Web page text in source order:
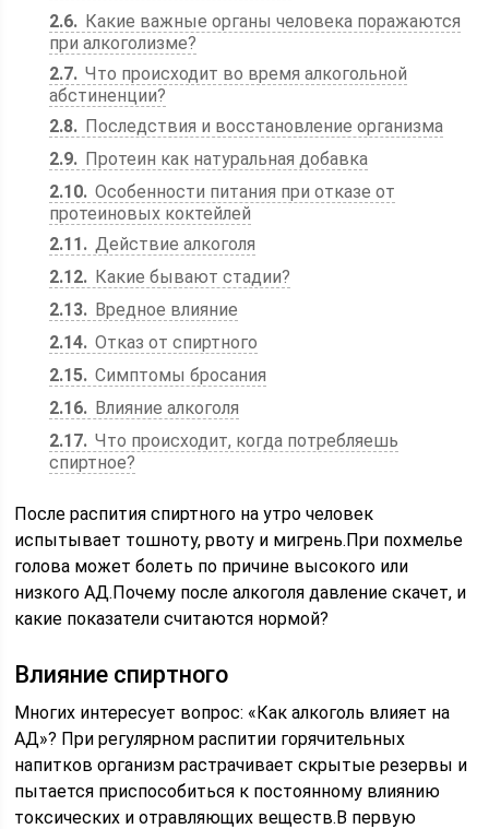
2.6
Какие важные органы человека поражаются
при алкоголизме?
2.7 Что происходит во время алкогольной
абстиненции?
2.8
Последствия и восстановление организма
2.9
Протеин как натуральная добавка
2.10 Особенности питания при отказе от
протеиновых коктейлей
2.11
Действие алкоголя
2.12
Какие бывают стадии?
2.13
Вредное влияние
2.14 Отказ от спиртного
2.15 Симптомы бросания
2.16
Влияние алкоголя
2.17 Что происходит, когда потребляешь
спиртное?
После распития спиртного на утро человек
испытывает тошноту, рвоту и мигрень.При похмелье
голова может болеть по причине высокого или
низкого АД.Почему после алкоголя давление скачет, и
какие показатели считаются нормой?
Влияние спиртного
Многих интересует вопрос: «Как алкоголь влияет на
АД»? При регулярном распитии горячительных
напитков организм растрачивает скрытые резервы и
пытается приспособиться к постоянному влиянию
токсических и отравляющих веществ.В первую